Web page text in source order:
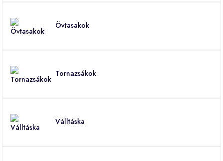
Övtasakok
Tornazsákok
Válltáska